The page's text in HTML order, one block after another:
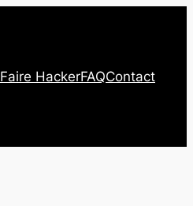
Faire HackerFAQContact